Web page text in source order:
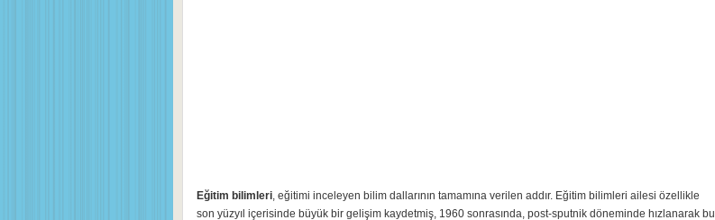
Eğitim bilimleri , eğitimi inceleyen bilim dallarının tamamına verilen addır. Eğitim bilimleri ailesi özellikle
son yüzyıl içerisinde büyük bir gelişim kaydetmiş, 1960 sonrasında, post-sputnik döneminde hızlanarak bu